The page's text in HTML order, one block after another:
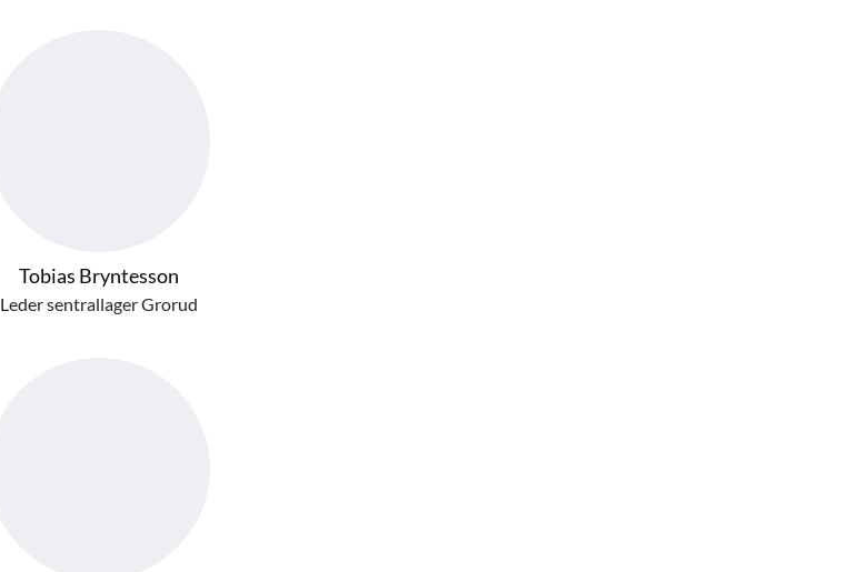
Tobias Bryntesson
Leder sentrallager Grorud